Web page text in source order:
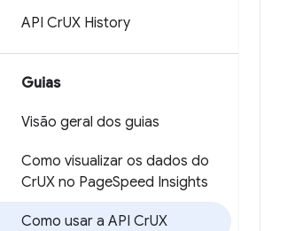
API CrUX History
Guias
Visão geral dos guias
Como visualizar os dados do
CrUX no PageSpeed Insights
Como usar a API CrUX